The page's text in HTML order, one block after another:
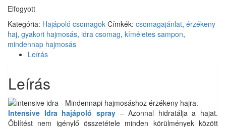
Elfogyott
Kategória: Hajápoló csomagok Címkék: csomagajánlat, érzékeny
haj, gyakori hajmosás, idra csomag, kíméletes sampon,
mindennap hajmosás
Leírás
Leírás
Intensive Idra hajápoló spray– Azonnal hidratálja a hajat.
Öblítést nem igénylő összetétele minden körülmények között